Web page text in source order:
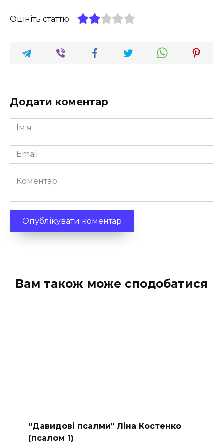
Оцініть статтю
Додати коментар
Ім'я
*
Email
*
Коментар
Вам також може сподобатися
“Давидові псалми” Ліна Костенко
(псалом 1)